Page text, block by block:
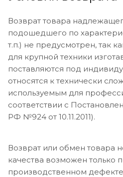
Возврат товара
подошедшего по
т.п.) не предусмотрен, так
для крупной техники
поставляются под
относятся к технически
используемым для
соответствии с
РФ №924 от 10.11.2011).
Возврат или обмен товара
качества возможен
производственном